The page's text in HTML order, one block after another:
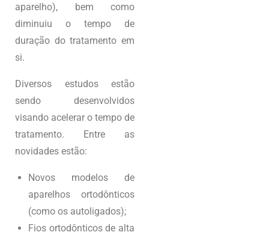
aparelho), bem como
diminuiu o tempo de
duração do tratamento em
si.
Diversos estudos estão
sendo desenvolvidos
visando acelerar o tempo de
tratamento. Entre as
novidades estão:
Novos modelos de
aparelhos ortodônticos
(como os autoligados);
Fios ortodônticos de alta